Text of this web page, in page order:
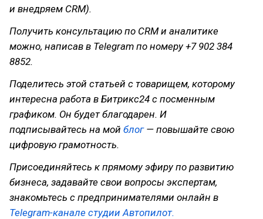
и внедряем CRM).
Получить консультацию по CRM и аналитике
можно, написав в Telegram по номеру +7 902 384
8852.
Поделитесь этой статьей с товарищем, которому
интересна работа в Битрикс24 с посменным
графиком. Он будет благодарен. И
подписывайтесь на мой блог— повышайте свою
цифровую грамотность.
Присоединяйтесь к прямому эфиру по развитию
бизнеса, задавайте свои вопросы экспертам,
знакомьтесь с предпринимателями онлайн в
Telegram-канале студии Автопилот.